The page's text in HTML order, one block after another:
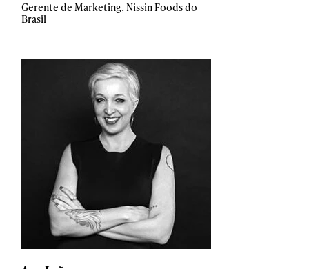
Gerente de Marketing, Nissin Foods do
Brasil